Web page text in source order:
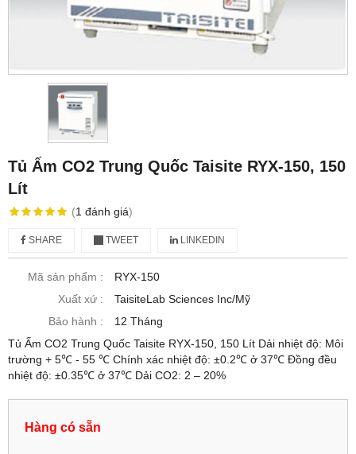
Tủ Ấm CO2 Trung Quốc Taisite RYX-150, 150
Lít
(1 đánh giá)
SHARE TWEET LINKEDIN
Mã sản phẩm :
RYX-150
Xuất xứ :
TaisiteLab Sciences Inc/Mỹ
Bảo hành :
12 Tháng
Tủ Ấm CO2 Trung Quốc Taisite RYX-150, 150 Lít Dải nhiệt độ: Môi
trường + 5℃ - 55 ℃ Chính xác nhiệt độ: ±0.2℃ ở 37℃ Đồng đều
nhiệt độ: ±0.35℃ ở 37℃ Dải CO2: 2 – 20%
Hàng có sẵn